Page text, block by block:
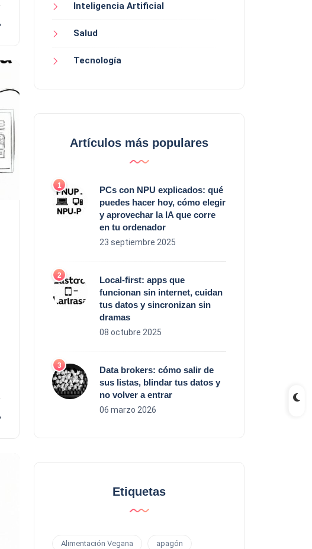
Inteligencia Artificial
Salud
Tecnología
Artículos más populares
PCs con NPU explicados: qué
puedes hacer hoy, cómo elegir
y aprovechar la IA que corre
en tu ordenador
23 septiembre 2025
Local‑first: apps que
funcionan sin internet, cuidan
tus datos y sincronizan sin
dramas
08 octubre 2025
Data brokers: cómo salir de
sus listas, blindar tus datos y
no volver a entrar
06 marzo 2026
Etiquetas
Alimentación Vegana apagón